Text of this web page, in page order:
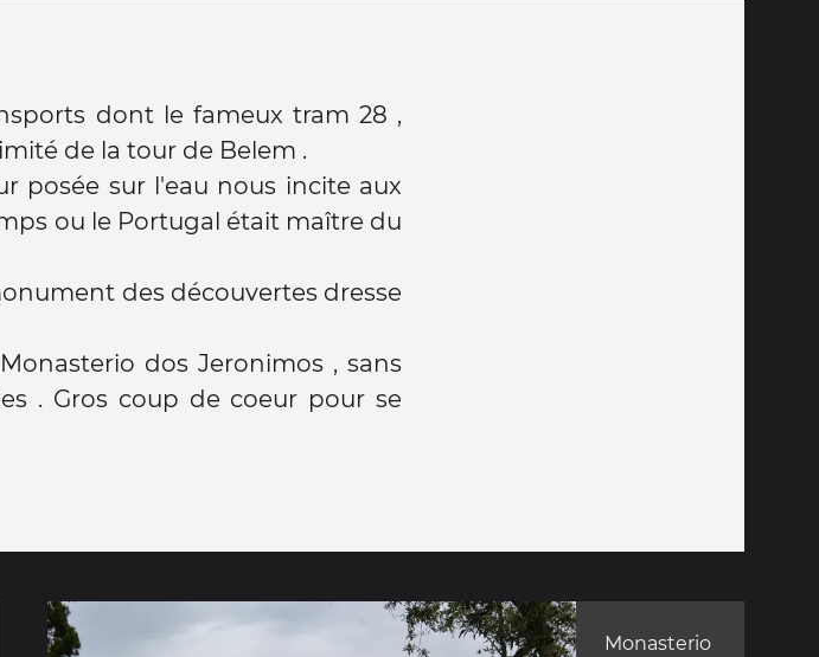
dont le fameux tram 28 ,
de la tour de Belem .
posée sur l'eau nous incite aux
ou le Portugal était maître du
des découvertes dresse
dos Jeronimos , sans
. Gros coup de coeur pour se
Monasterio